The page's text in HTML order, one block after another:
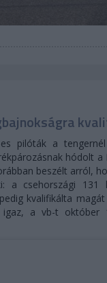
pilóták a
hódolt
beszélt arról,
a csehországi 131
kvalifikálta
a vb-t október